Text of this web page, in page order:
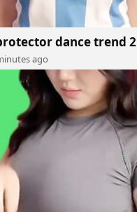
dance trend 2
ago